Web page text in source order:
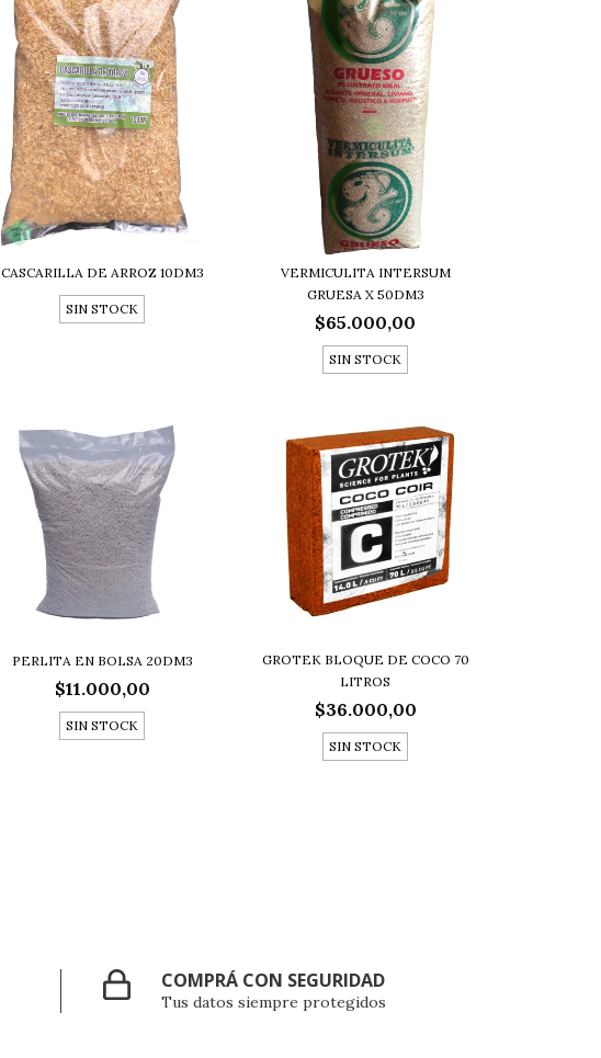
CASCARILLA DE ARROZ 10DM3
SIN STOCK
VERMICULITA INTERSUM
GRUESA X 50DM3
$65.000,00
SIN STOCK
PERLITA EN BOLSA 20DM3
$11.000,00
SIN STOCK
GROTEK BLOQUE DE COCO 70
LITROS
$36.000,00
SIN STOCK
COMPRÁ CON SEGURIDAD
Tus datos siempre protegidos